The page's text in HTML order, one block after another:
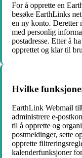
For å opprette en
besøke EarthLinks
en ny konto. Deretter
med personlig
postadresse. Etter å
opprettet og klar til
Hvilke
EarthLink Webmail
administrere e-
til å opprette og
postmeldinger, sette
opprette
kalenderfunksjoner